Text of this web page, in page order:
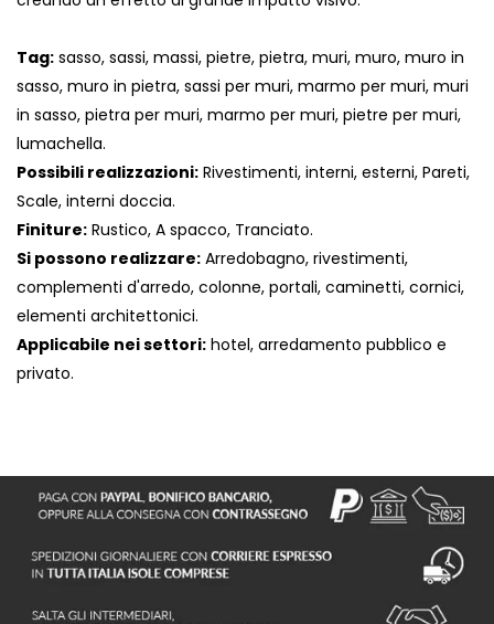
Tag: sasso, sassi, massi, pietre, pietra, muri, muro, muro in
sasso, muro in pietra, sassi per muri, marmo per muri, muri
in sasso, pietra per muri, marmo per muri, pietre per muri,
lumachella.
Possibili realizzazioni: Rivestimenti, interni, esterni, Pareti,
Scale, interni doccia.
Finiture: Rustico, A spacco, Tranciato.
Si possono realizzare: Arredobagno, rivestimenti,
complementi d'arredo, colonne, portali, caminetti, cornici,
elementi architettonici.
Applicabile nei settori: hotel, arredamento pubblico e
privato.